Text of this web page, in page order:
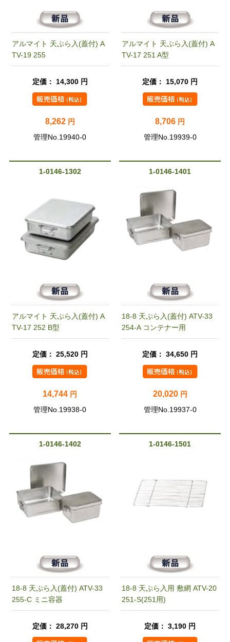
アルマイト 天ぷら入(蓋付) A
TV-19 255
定価： 14,300 円
8,262 円
管理No.19940-0
アルマイト 天ぷら入(蓋付) A
TV-17 251 A型
定価： 15,070 円
8,706 円
管理No.19939-0
1-0146-1302
アルマイト 天ぷら入(蓋付) A
TV-17 252 B型
定価： 25,520 円
14,744 円
管理No.19938-0
1-0146-1401
18-8 天ぷら入(蓋付) ATV-33
254-A コンテナー用
定価： 34,650 円
20,020 円
管理No.19937-0
1-0146-1402
18-8 天ぷら入(蓋付) ATV-33
255-C ミニ容器
定価： 28,270 円
1-0146-1501
18-8 天ぷら入用 敷網 ATV-20
251-S(251用)
定価： 3,190 円